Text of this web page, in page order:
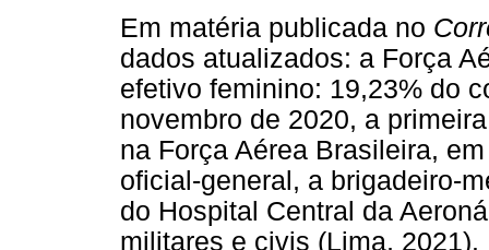
Em matéria publicada no
dados atualizados: a Força
efetivo feminino: 19,23% do
novembro de 2020, a
na Força Aérea Brasileira,
oficial-general, a brigadeiro-
do Hospital Central da
militares e civis (Lima, 2021).